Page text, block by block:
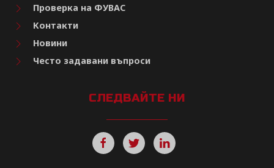
Проверка на ФУВАС
Контакти
Новини
Често задавани въпроси
СЛЕДВАЙТЕ НИ